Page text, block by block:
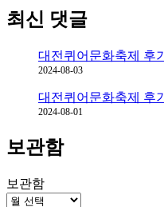
최신 댓글
대전퀴어문화축제 후기
2024-08-03
대전퀴어문화축제 후기
2024-08-01
보관함
보관함